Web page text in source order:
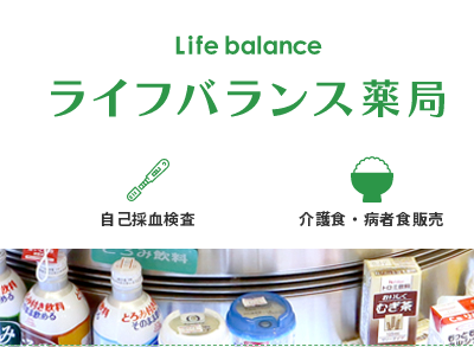
自己採血検査 介護食・病者食販売